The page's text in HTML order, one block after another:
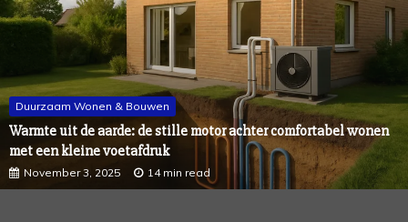
Duurzaam Wonen & Bouwen
Warmte uit de aarde: de stille motor achter comfortabel wonen
met een kleine voetafdruk
November 3, 2025 14 min read